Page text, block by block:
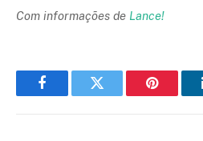
Com informações de Lance!
FacebookTwitter Pinterest